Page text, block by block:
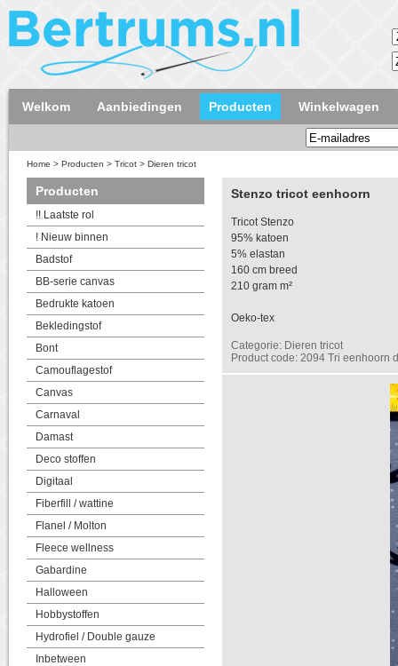
Welkom Aanbiedingen Producten Winkelwagen
Home > Producten > Tricot > Dieren tricot
Producten
!! Laatste rol
! Nieuw binnen
Badstof
BB-serie canvas
Bedrukte katoen
Bekledingstof
Bont
Camouflagestof
Canvas
Carnaval
Damast
Deco stoffen
Digitaal
Fiberfill / wattine
Flanel / Molton
Fleece wellness
Gabardine
Halloween
Hobbystoffen
Hydrofiel / Double gauze
Inbetween
Stenzo tricot eenhoorn
Tricot Stenzo
95% katoen
5% elastan
160 cm breed
210 gram m²
Oeko-tex
Categorie: Dieren tricot
Product code: 2094 Tri eenhoorn